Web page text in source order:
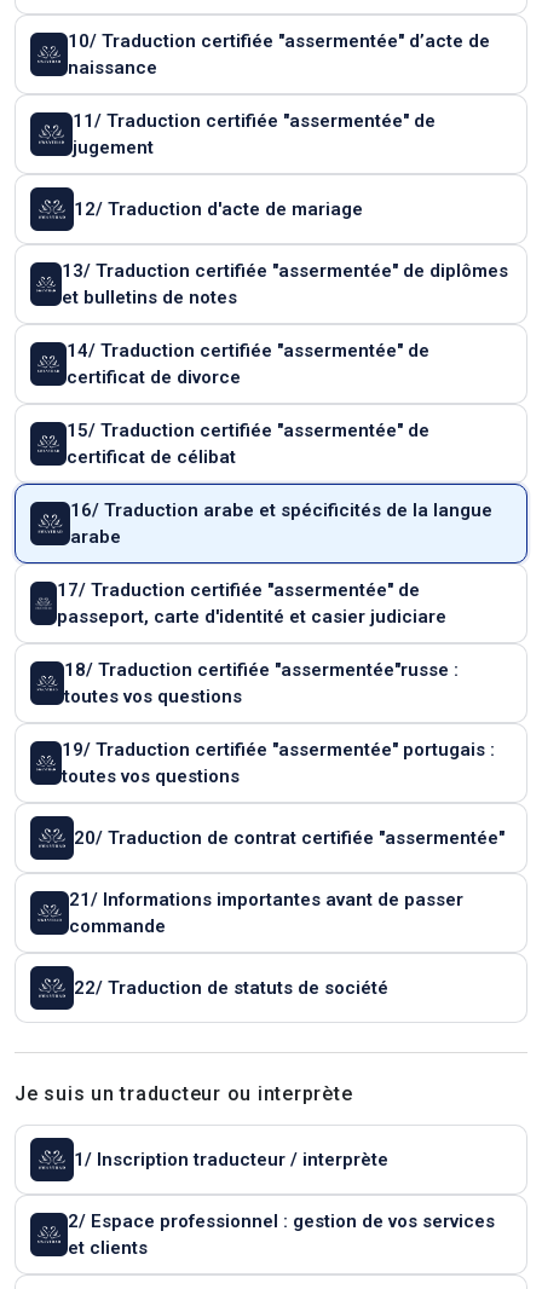
10/ Traduction certifiée "assermentée" d’acte de
naissance
11/ Traduction certifiée "assermentée" de
jugement
12/ Traduction d'acte de mariage
13/ Traduction certifiée "assermentée" de diplômes
et bulletins de notes
14/ Traduction certifiée "assermentée" de
certificat de divorce
15/ Traduction certifiée "assermentée" de
certificat de célibat
16/ Traduction arabe et spécificités de la langue
arabe
17/ Traduction certifiée "assermentée" de
passeport, carte d'identité et casier judiciare
18/ Traduction certifiée "assermentée"russe :
toutes vos questions
19/ Traduction certifiée "assermentée" portugais :
toutes vos questions
20/ Traduction de contrat certifiée "assermentée"
21/ Informations importantes avant de passer
commande
22/ Traduction de statuts de société
Je suis un traducteur ou interprète
1/ Inscription traducteur / interprète
2/ Espace professionnel : gestion de vos services
et clients